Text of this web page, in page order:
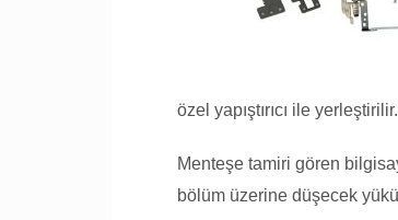
özel yapıştırıcı ile
Menteşe tamiri gören
bölüm üzerine düşecek